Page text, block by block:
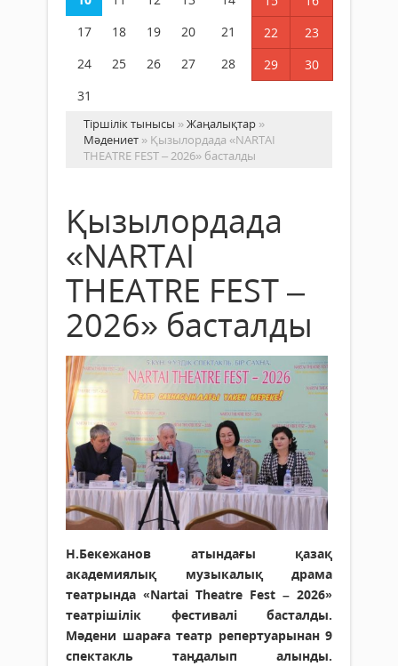
17
18 19 20 21 22
23
24
25 26 27 28 29
30
31
Тіршілік тынысы »Жаңалықтар »
Мәдениет » Қызылордада «NARTAI
THEATRE FEST – 2026» басталды
Қызылордада
«NARTAI
THEATRE FEST –
2026» басталды
Н.Бекежанов атындағы қазақ
академиялық музыкалық драма
театрында «Nartai Theatre Fest – 2026»
театрішілік фестивалі басталды.
Мәдени шараға театр репертуарынан 9
спектакль таңдалып алынды.